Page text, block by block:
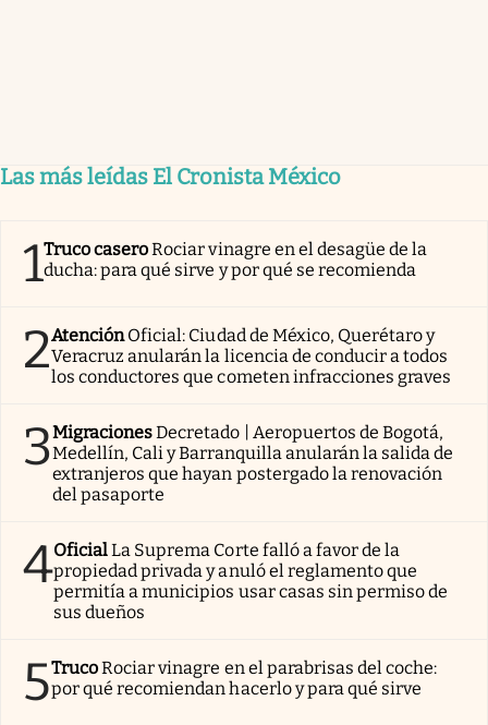
Las más leídas El Cronista México
1Truco caseroRociar vinagre en el desagüe de la
ducha: para qué sirve y por qué se recomienda
2AtenciónOficial: Ciudad de México, Querétaro y
Veracruz anularán la licencia de conducir a todos
los conductores que cometen infracciones graves
3MigracionesDecretado | Aeropuertos de Bogotá,
Medellín, Cali y Barranquilla anularán la salida de
extranjeros que hayan postergado la renovación
del pasaporte
4OficialLa Suprema Corte falló a favor de la
propiedad privada y anuló el reglamento que
permitía a municipios usar casas sin permiso de
sus dueños
5TrucoRociar vinagre en el parabrisas del coche:
por qué recomiendan hacerlo y para qué sirve